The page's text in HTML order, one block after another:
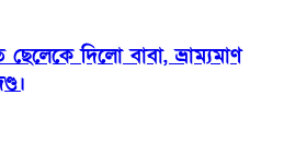
দিলো বাবা, ভ্রাম্যমাণ